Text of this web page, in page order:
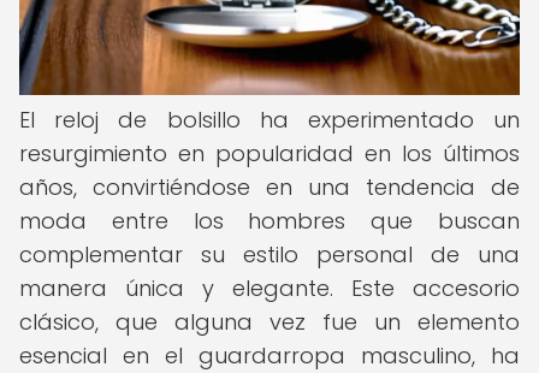
El reloj de bolsillo ha experimentado un
resurgimiento en popularidad en los últimos
años, convirtiéndose en una tendencia de
moda entre los hombres que buscan
complementar su estilo personal de una
manera única y elegante. Este accesorio
clásico, que alguna vez fue un elemento
esencial en el guardarropa masculino, ha